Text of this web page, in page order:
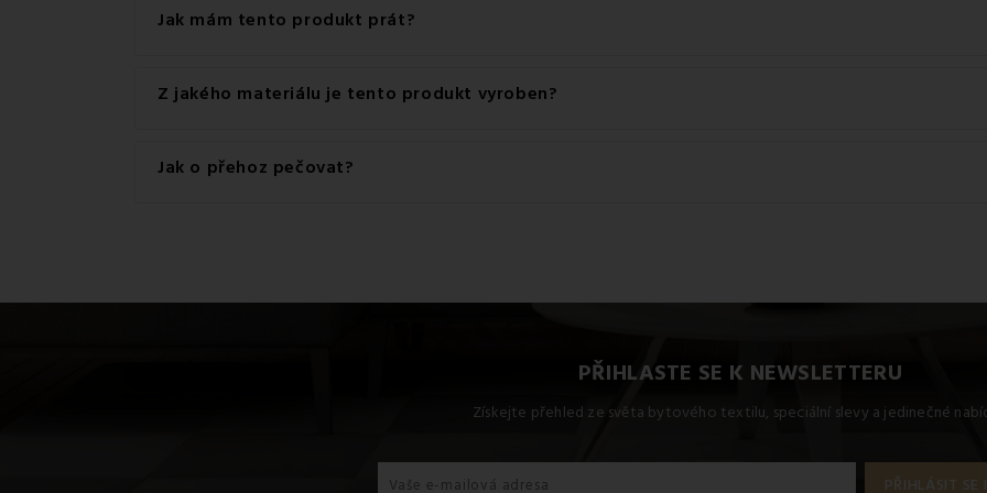
Jak mám tento produkt prát?
Pro dosažení nejlepších výsledků doporučujeme tento produkt prát na 40 °C.
Z jakého materiálu je tento produkt vyroben?
Tento produkt je vyroben z kvalitního materiálu: 100% Mikrofibra.
Jak o přehoz pečovat?
PŘIHLASTE SE K NEWSLETTERU
Získejte přehled ze světa bytového textilu, speciální slevy a jedinečné